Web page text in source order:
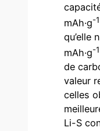
mAh·g-1
qu’elle
mAh·g-1
de
valeur
celles
Li-S